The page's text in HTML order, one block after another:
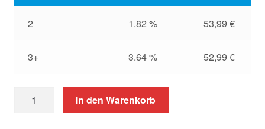
2 1.82 % 53,99 €
3+ 3.64 % 52,99 €
Thermorollen
In den Warenkorb